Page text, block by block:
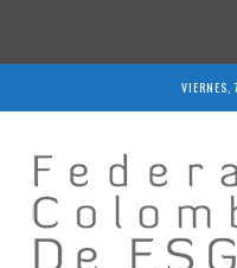
VIERNES,